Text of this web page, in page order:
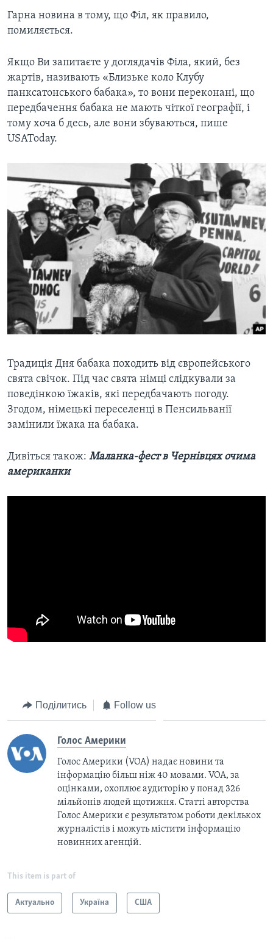
Гарна новина в тому, що Філ, як правило,
помиляється.
Якщо Ви запитаєте у доглядачів Філа, який, без
жартів, називають «Близьке коло Клубу
панксатонського бабака», то вони переконані, що
передбачення бабака не мають чіткої географії, і
тому хоча б десь, але вони збуваються, пише
USAToday.
Традиція Дня бабака походить від європейського
свята свічок. Під час свята німці слідкували за
поведінкою їжаків, які передбачають погоду.
Згодом, німецькі переселенці в Пенсильванії
замінили їжака на бабака.
Дивіться також: Маланка-фест в Чернівцях очима
американки
Поділитись Follow us
Голос Америки
Голос Америки (VOA) надає новини та
інформацію більш ніж 40 мовами. VOA, за
оцінками, охоплює аудиторію у понад 326
мільйонів людей щотижня. Статті авторства
Голос Америки є результатом роботи декількох
журналістів і можуть містити інформацію
новинних агенцій.
This item is part of
Актуально Україна США